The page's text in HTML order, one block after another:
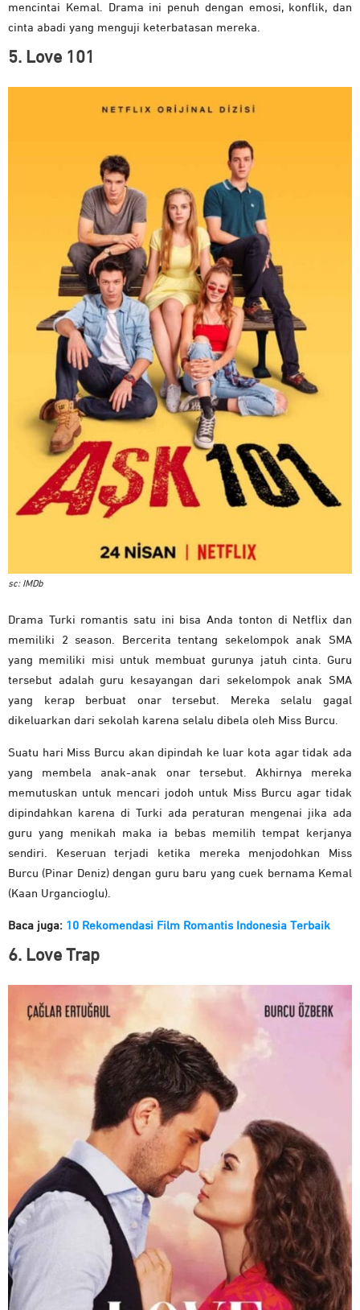
mencintai Kemal. Drama ini penuh dengan emosi, konflik, dan
cinta abadi yang menguji keterbatasan mereka.
5. Love 101
sc: IMDb
Drama Turki romantis satu ini bisa Anda tonton di Netflix dan
memiliki 2 season. Bercerita tentang sekelompok anak SMA
yang memiliki misi untuk membuat gurunya jatuh cinta. Guru
tersebut adalah guru kesayangan dari sekelompok anak SMA
yang kerap berbuat onar tersebut. Mereka selalu gagal
dikeluarkan dari sekolah karena selalu dibela oleh Miss Burcu.
Suatu hari Miss Burcu akan dipindah ke luar kota agar tidak ada
yang membela anak-anak onar tersebut. Akhirnya mereka
memutuskan untuk mencari jodoh untuk Miss Burcu agar tidak
dipindahkan karena di Turki ada peraturan mengenai jika ada
guru yang menikah maka ia bebas memilih tempat kerjanya
sendiri. Keseruan terjadi ketika mereka menjodohkan Miss
Burcu (Pinar Deniz) dengan guru baru yang cuek bernama Kemal
(Kaan Urgancioglu).
Baca juga: 10 Rekomendasi Film Romantis Indonesia Terbaik
6. Love Trap